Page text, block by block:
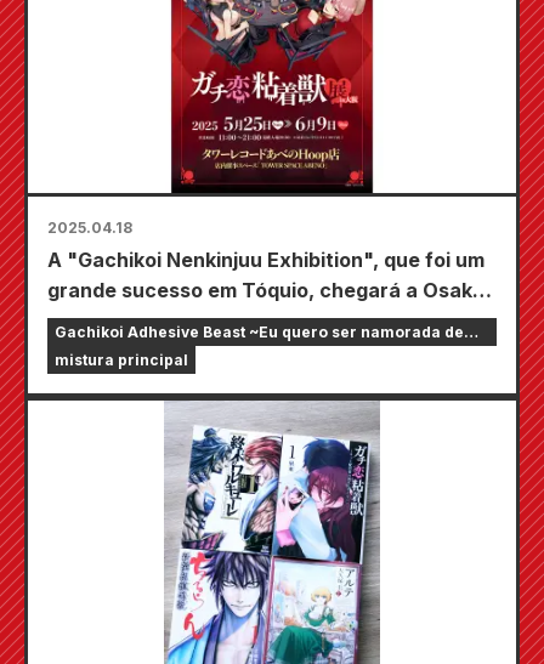
2025.04.18
A "Gachikoi Nenkinjuu Exhibition", que foi um
grande sucesso em Tóquio, chegará a Osaka
como uma exposição itinerante, realizada na
loja Abeno Hoop da Tower Records a partir de
25 de maio.
Gachikoi Adhesive Beast ~Eu quero ser namorada de
um streamer online~
mistura principal